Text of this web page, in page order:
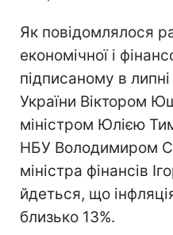
Як повідомлялося
економічної і
підписаному в
України Віктором
міністром Юлією
НБУ Володимиром
міністра фінансів
йдеться, що
близько 13%.